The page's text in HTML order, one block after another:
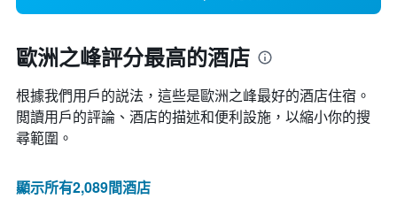
歐洲之峰評分最高的酒店
根據我們用戶的説法，這些是歐洲之峰最好的酒店住宿。
閲讀用戶的評論、酒店的描述和便利設施，以縮小你的搜
尋範圍。
顯示所有2,089間酒店